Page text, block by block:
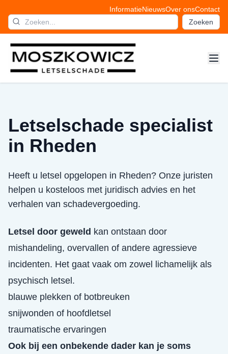
InformatieNieuwsOver onsContact
Zoeken
Letselschade specialist
in Rheden
Heeft u letsel opgelopen in Rheden? Onze juristen
helpen u kosteloos met juridisch advies en het
verhalen van schadevergoeding.
Letsel door geweld kan ontstaan door
mishandeling, overvallen of andere agressieve
incidenten. Het gaat vaak om zowel lichamelijk als
psychisch letsel.
blauwe plekken of botbreuken
snijwonden of hoofdletsel
traumatische ervaringen
Ook bij een onbekende dader kan je soms